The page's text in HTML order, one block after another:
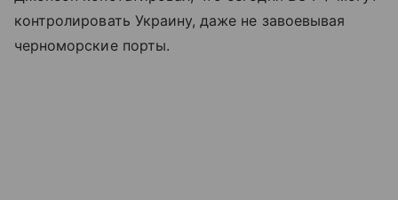
контролировать Украину, даже не завоевывая
черноморские порты.